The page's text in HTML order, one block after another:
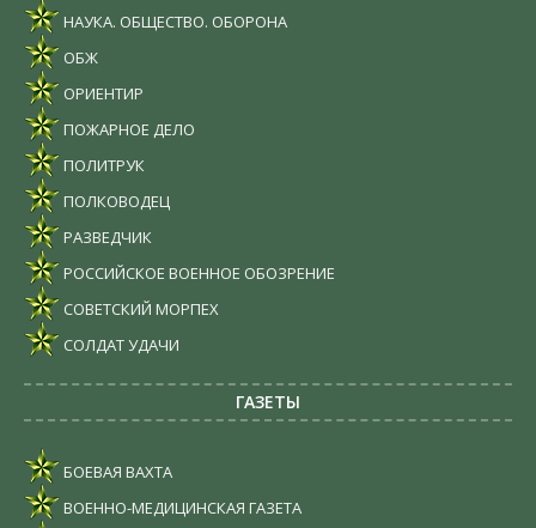
НАУКА. ОБЩЕСТВО. ОБОРОНА
ОБЖ
ОРИЕНТИР
ПОЖАРНОЕ ДЕЛО
ПОЛИТРУК
ПОЛКОВОДЕЦ
РАЗВЕДЧИК
РОССИЙСКОЕ ВОЕННОЕ ОБОЗРЕНИЕ
СОВЕТСКИЙ МОРПЕХ
СОЛДАТ УДАЧИ
ГАЗЕТЫ
БОЕВАЯ ВАХТА
ВОЕННО-МЕДИЦИНСКАЯ ГАЗЕТА